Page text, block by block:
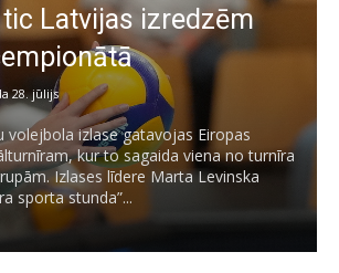
tic Latvijas izredzēm
28. jūlijs
volejbola izlase gatavojas Eiropas
kur to sagaida viena no turnīra
Izlases līdere Marta Levinska
sporta stunda”...